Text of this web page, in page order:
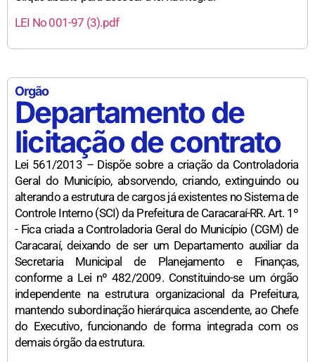
LEI No 001-97 (3).pdf
Orgão
Departamento de
licitação de contrato
Lei 561/2013 – Dispõe sobre a criação da Controladoria
Geral do Município, absorvendo, criando, extinguindo ou
alterando a estrutura de cargos já existentes no Sistema de
Controle Interno (SCI) da Prefeitura de Caracaraí-RR. Art. 1º
- Fica criada a Controladoria Geral do Município (CGM) de
Caracaraí, deixando de ser um Departamento auxiliar da
Secretaria Municipal de Planejamento e Finanças,
conforme a Lei nº 482/2009. Constituindo-se um órgão
independente na estrutura organizacional da Prefeitura,
mantendo subordinação hierárquica ascendente, ao Chefe
do Executivo, funcionando de forma integrada com os
demais órgão da estrutura.